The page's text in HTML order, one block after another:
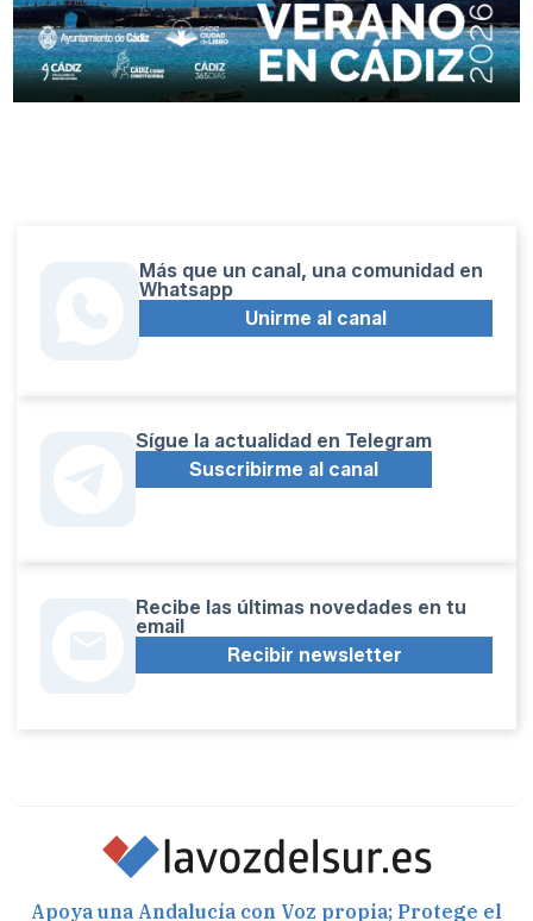
Más que un canal, una comunidad en
Whatsapp
Unirme al canal
Sígue la actualidad en Telegram
Suscribirme al canal
Recibe las últimas novedades en tu
email
Recibir newsletter
Apoya una Andalucía con Voz propia; Protege el